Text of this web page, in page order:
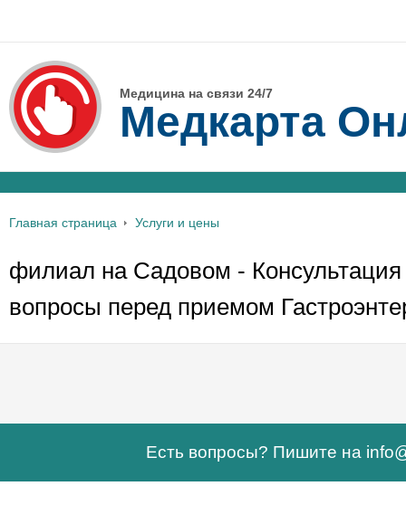
Медицина на связи 24/7
Медкарта
Главная страница Услуги и цены
филиал на Садовом -
вопросы перед приемом
Есть вопросы? Пишите на